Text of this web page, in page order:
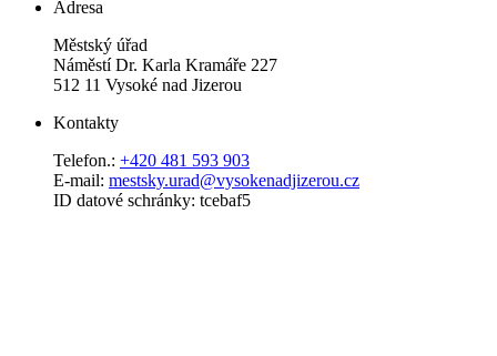
Adresa
Městský úřad
Náměstí Dr. Karla Kramáře 227
512 11 Vysoké nad Jizerou
Kontakty
Telefon.: +420 481 593 903
E-mail: mestsky.urad@vysokenadjizerou.cz
ID datové schránky: tcebaf5